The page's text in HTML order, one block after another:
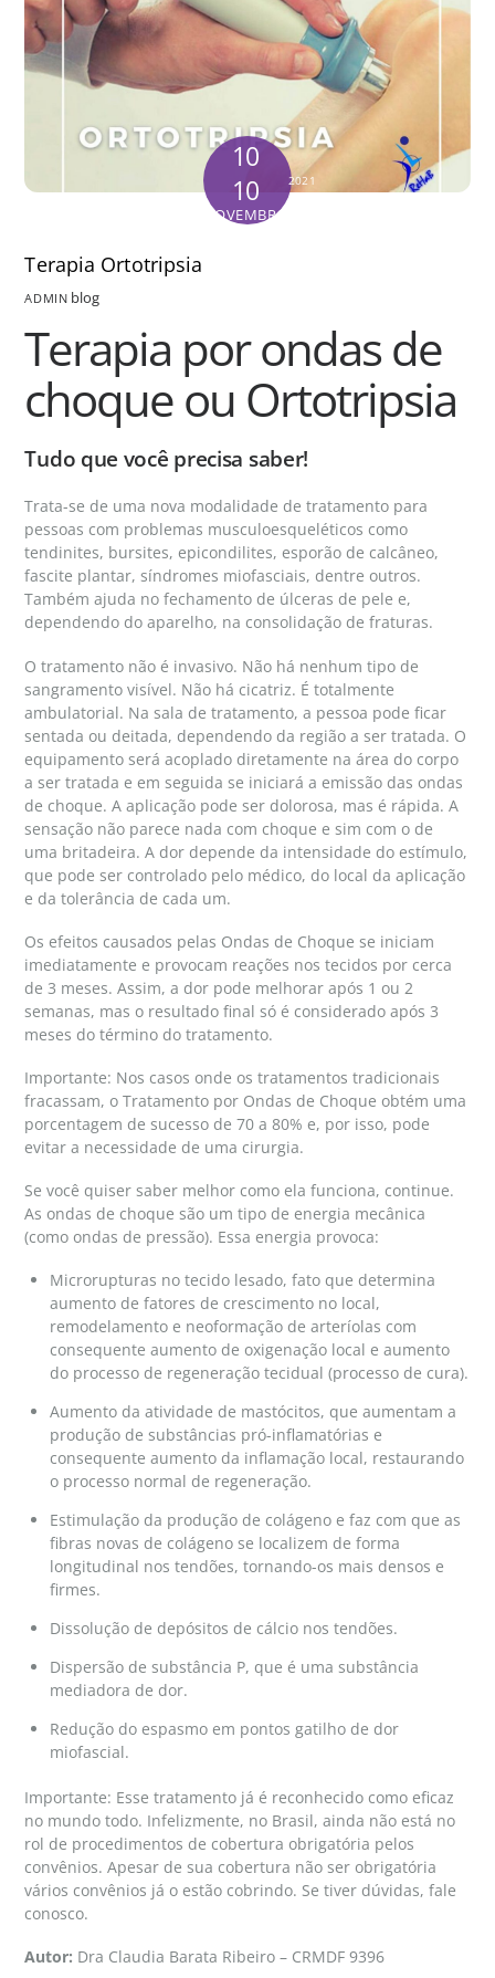
10
10
NOVEMBRO
2021
Terapia Ortotripsia
ADMIN blog
Terapia por ondas de
choque ou Ortotripsia
Tudo que você precisa saber!
Trata-se de uma nova modalidade de tratamento para
pessoas com problemas musculoesqueléticos como
tendinites, bursites, epicondilites, esporão de calcâneo,
fascite plantar, síndromes miofasciais, dentre outros.
Também ajuda no fechamento de úlceras de pele e,
dependendo do aparelho, na consolidação de fraturas.
O tratamento não é invasivo. Não há nenhum tipo de
sangramento visível. Não há cicatriz. É totalmente
ambulatorial. Na sala de tratamento, a pessoa pode ficar
sentada ou deitada, dependendo da região a ser tratada. O
equipamento será acoplado diretamente na área do corpo
a ser tratada e em seguida se iniciará a emissão das ondas
de choque. A aplicação pode ser dolorosa, mas é rápida. A
sensação não parece nada com choque e sim com o de
uma britadeira. A dor depende da intensidade do estímulo,
que pode ser controlado pelo médico, do local da aplicação
e da tolerância de cada um.
Os efeitos causados pelas Ondas de Choque se iniciam
imediatamente e provocam reações nos tecidos por cerca
de 3 meses. Assim, a dor pode melhorar após 1 ou 2
semanas, mas o resultado final só é considerado após 3
meses do término do tratamento.
Importante: Nos casos onde os tratamentos tradicionais
fracassam, o Tratamento por Ondas de Choque obtém uma
porcentagem de sucesso de 70 a 80% e, por isso, pode
evitar a necessidade de uma cirurgia.
Se você quiser saber melhor como ela funciona, continue.
As ondas de choque são um tipo de energia mecânica
(como ondas de pressão). Essa energia provoca:
Microrupturas no tecido lesado, fato que determina
aumento de fatores de crescimento no local,
remodelamento e neoformação de arteríolas com
consequente aumento de oxigenação local e aumento
do processo de regeneração tecidual (processo de cura).
Aumento da atividade de mastócitos, que aumentam a
produção de substâncias pró-inflamatórias e
consequente aumento da inflamação local, restaurando
o processo normal de regeneração.
Estimulação da produção de colágeno e faz com que as
fibras novas de colágeno se localizem de forma
longitudinal nos tendões, tornando-os mais densos e
firmes.
Dissolução de depósitos de cálcio nos tendões.
Dispersão de substância P, que é uma substância
mediadora de dor.
Redução do espasmo em pontos gatilho de dor
miofascial.
Importante: Esse tratamento já é reconhecido como eficaz
no mundo todo. Infelizmente, no Brasil, ainda não está no
rol de procedimentos de cobertura obrigatória pelos
convênios. Apesar de sua cobertura não ser obrigatória
vários convênios já o estão cobrindo. Se tiver dúvidas, fale
conosco.
Autor: Dra Claudia Barata Ribeiro – CRMDF 9396